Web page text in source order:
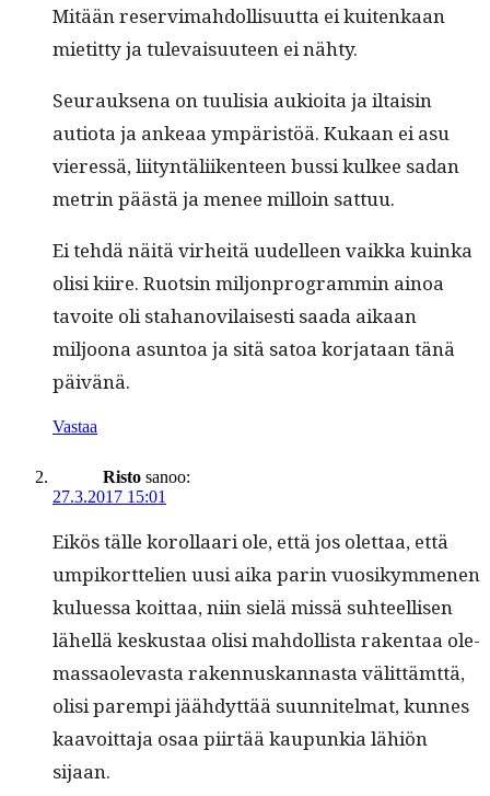
Mitään reservimah­dol­lisu­ut­ta ei kuitenkaan
mietit­ty ja tule­vaisu­u­teen ei nähty.
Seu­rauk­se­na on tuulisia aukioi­ta ja iltaisin
autio­ta ja ankeaa ympäristöä. Kukaan ei asu
vier­essä, liityn­täli­iken­teen bus­si kul­kee sadan
metrin päästä ja menee mil­loin sattuu.
Ei tehdä näitä virheitä uudelleen vaik­ka kuin­ka
olisi kiire. Ruotsin miljon­pro­gram­min ain­oa
tavoite oli sta­hanovi­lais­es­ti saa­da aikaan
miljoona asun­toa ja sitä satoa kor­jataan tänä
päivänä.
Vastaa
Risto sanoo:
27.3.2017 15:01
Eikös tälle korol­laari ole, että jos olet­taa, että
umpiko­rt­telien uusi aika parin vuosikymme­nen
kulues­sa koit­taa, niin sielä mis­sä suh­teel­lisen
lähel­lä keskus­taa olisi mah­dol­lista rak­en­taa ole­
mas­saol­ev­as­ta raken­nuskan­nas­ta välit­tämt­tä,
olisi parem­pi jäähdyt­tää suun­nitel­mat, kunnes
kaavoit­ta­ja osaa piirtää kaupunkia lähiön
sijaan.